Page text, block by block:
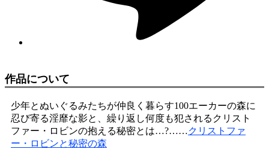
作品について
少年とぬいぐるみたちが仲良く暮らす100エーカーの森に
忍び寄る淫靡な影と、繰り返し何度も犯されるクリスト
ファー・ロビンの抱える秘密とは…?……クリストファ
ー・ロビンと秘密の森